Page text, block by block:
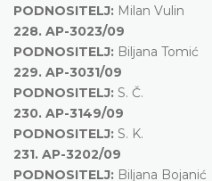
PODNOSITELJ: Milan Vulin
228. AP-3023/09
PODNOSITELJ: Biljana Tomić
229. AP-3031/09
PODNOSITELJ: S. Č.
230. AP-3149/09
PODNOSITELJ: S. K.
231. AP-3202/09
PODNOSITELJ: Biljana Bojanić